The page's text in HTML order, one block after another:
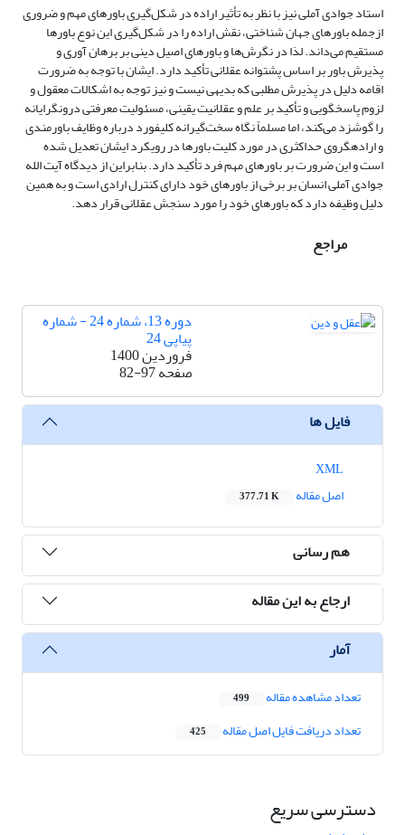
استاد جوادی آملی نیز با نظر به تأثیر اراده در شکل‌گیری باورهای مهم و ضروری
ازجمله باورهای جهان شناختی، نقش اراده را در شکل‌گیری این نوع باورها
مستقیم می‌داند. لذا در نگرش‌ها و باورهای اصیل دینی بر برهان آوری و
پذیرش باور بر اساس پشتوانه عقلانی تأکید دارد. ایشان با توجه به ضرورت
اقامه دلیل در پذیرش مطلبی که بدیهی نیست و نیز توجه به اشکالات معقول و
لزوم پاسخگویی و تأکید بر علم و عقلانیت یقینی، مسئولیت معرفتی درونگرایانه
را گوشزد می‌کند، اما مسلماً نگاه سخت‌گیرانه کلیفورد درباره وظایف باورمندی
و اراده­گروی حداکثری در مورد کلیت باورها در رویکرد ایشان تعدیل شده
است و این ضرورت بر باورهای مهم فرد تأکید دارد. بنابراین از دیدگاه آیت الله
جوادی آملی انسان بر برخی از باورهای خود دارای کنترل ارادی است و به همین
دلیل وظیفه دارد که باورهای خود را مورد سنجش عقلانی قرار دهد.
مراجع
دوره 13، شماره 24 - شماره
پیاپی 24
فروردین 1400
صفحه82-97
فایل ها
اصل مقاله
377.71 K
هم رسانی
ارجاع به این مقاله
آمار
تعداد مشاهده مقاله 499
تعداد دریافت فایل اصل مقاله 425
دسترسی سریع